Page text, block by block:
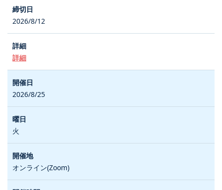
2026/8/12
詳細
2026/8/25
火
オンライン(Zoom)